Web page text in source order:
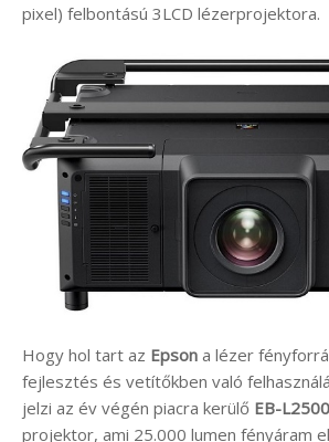
pixel) felbontású 3LCD lézerprojektora.
Hogy hol tart az Epson a lézer
fejlesztés és vetítőkben való
jelzi az év végén piacra kerülő EB-
projektor, ami 25.000 lumen fényáram